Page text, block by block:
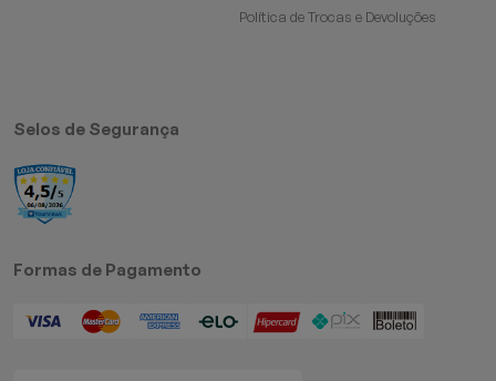
Política de Trocas e Devoluções
Selos de Segurança
Formas de Pagamento